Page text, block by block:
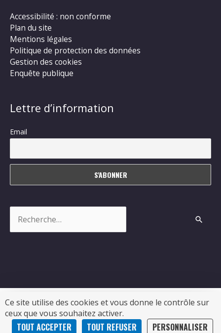
Ce site utilise des cookies et vous donne le contrôle sur
ceux que vous souhaitez activer.
TOUT ACCEPTER TOUT REFUSER PERSONNALISER
Accessibilité : non conforme
Plan du site
Mentions légales
Politique de protection des données
Gestion des cookies
Enquête publique
Lettre d’information
Email
Copyright © 2026Sablonceaux| Propulsé par Soluris